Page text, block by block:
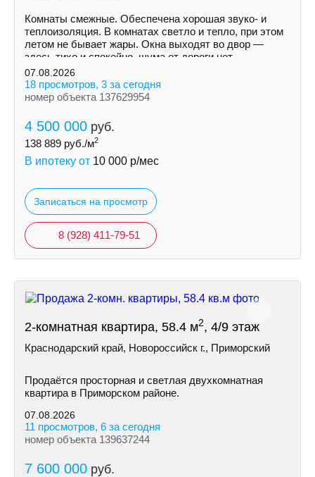
Комнаты смежные. Обеспечена хорошая звуко- и
теплоизоляция. В комнатах светло и тепло, при этом
летом не бывает жары. Окна выходят во двор —
здесь тихо и спокойно, шума от дороги нет.
07.08.2026
18 просмотров, 3 за сегодня
номер объекта 137629954
4 500 000 руб.
138 889 руб./м2
В ипотеку от 10 000 р/мес
Записаться на просмотр
8 (928) 411-79-51
2-комнатная квартира, 58.4 м2, 4/9 этаж
Краснодарский край, Новороссийск г., Приморский
Продаётся просторная и светлая двухкомнатная
квартира в Приморском районе.
07.08.2026
11 просмотров, 6 за сегодня
номер объекта 139637244
7 600 000 руб.